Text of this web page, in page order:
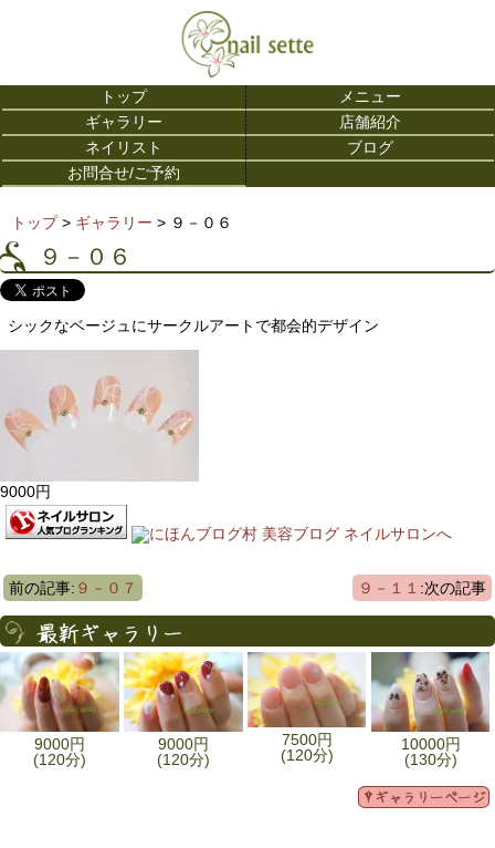
トップ
メニュー
ギャラリー
店舗紹介
ネイリスト
ブログ
お問合せ/ご予約
トップ> ギャラリー > ９－０６
９－０６
シックなベージュにサークルアートで都会的デザイン
9000円
前の記事: ９－０７ ９－１１ :次の記事
9000円
(120分)
9000円
(120分)
7500円
(120分)
10000円
(130分)